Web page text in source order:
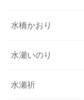
水橋かおり
水瀬いのり
水瀬祈